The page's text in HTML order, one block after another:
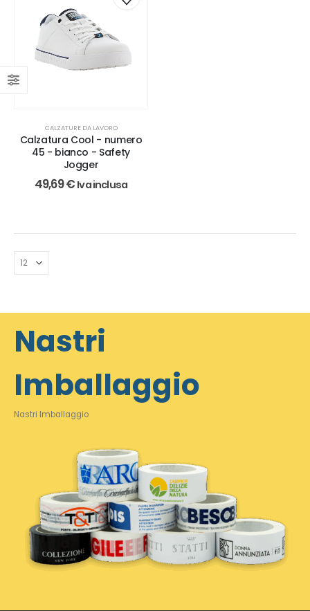
CALZATURE DA LAVORO
Calzatura Cool - numero
45 - bianco - Safety
Jogger
49,69€ Iva inclusa
Nastri
Imballaggio
Nastri Imballaggio